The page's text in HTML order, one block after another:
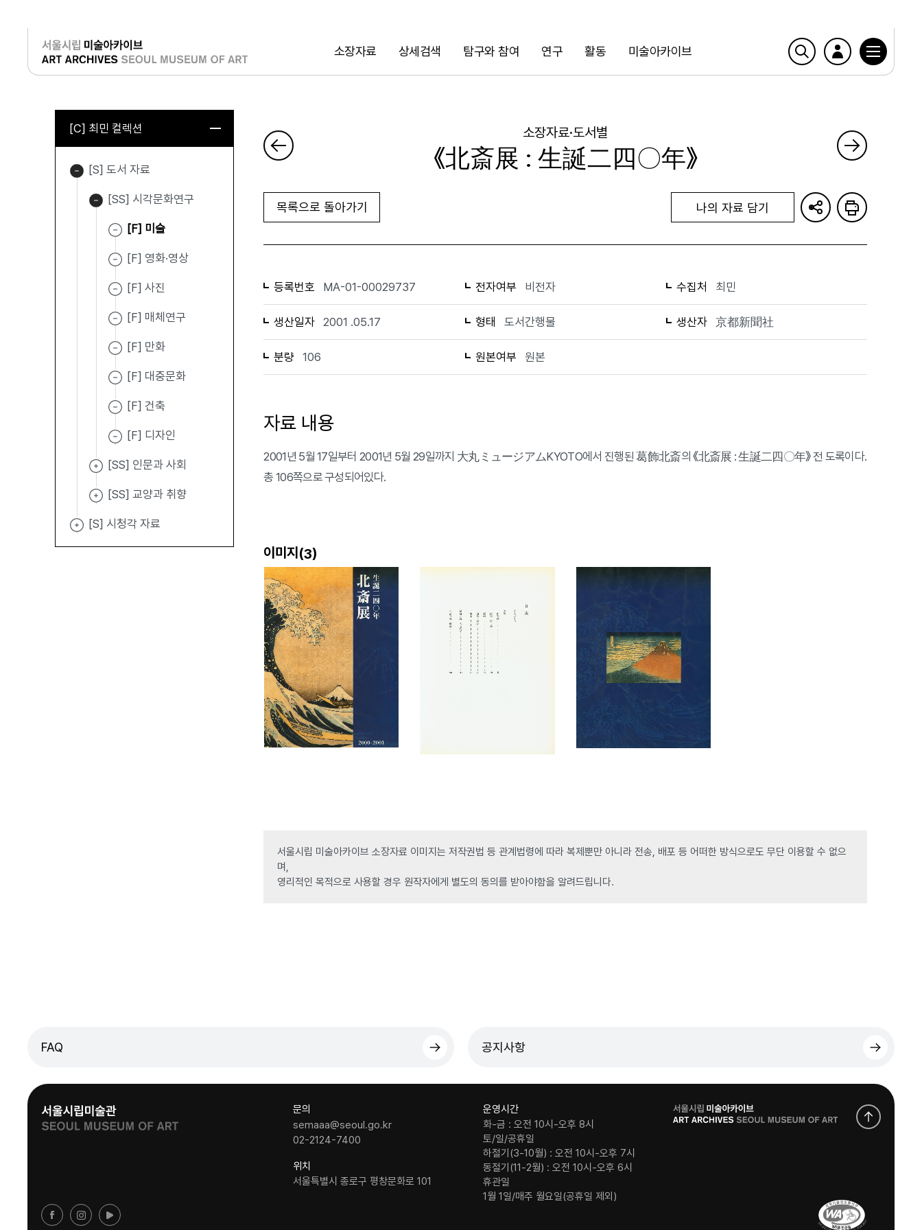
소장자료 상세검색 탐구와 참여 연구 활동 미술아카이브
검색
로그인
[C] 최민 컬렉션
[S] 도서 자료
[SS] 시각문화연구
[F] 미술
[F] 영화·영상
[F] 사진
[F] 매체연구
[F] 만화
[F] 대중문화
[F] 건축
[F] 디자인
[SS] 인문과 사회
[SS] 교양과 취향
[S] 시청각 자료
소장자료·도서별
《北斎展 : 生誕二四〇年》
목록으로 돌아가기 나의 자료 담기
등록번호 MA-01-00029737 전자여부 비전자 수집처 최민
생산일자 2001 .05.17 형태 도서간행물 생산자 京都新聞社
분량 106 원본여부 원본
자료 내용
2001년 5월 17일부터 2001년 5월 29일까지 大丸ミュージアムKYOTO에서 진행된 葛飾北斎의 《北斎展 : 生誕二四〇年》 전 도록이다.
총 106쪽으로 구성되어있다.
이미지(3)
서울시립 미술아카이브 소장자료 이미지는 저작권법 등 관계법령에 따라 복제뿐만 아니라 전송, 배포 등 어떠한 방식으로도 무단 이용할 수 없으
며,
영리적인 목적으로 사용할 경우 원작자에게 별도의 동의를 받아야함을 알려드립니다.
FAQ 공지사항
문의
semaaa@seoul.go.kr
02-2124-7400
위치
서울특별시 종로구 평창문화로 101
운영시간
화-금 : 오전 10시-오후 8시
토/일/공휴일
하절기(3-10월) : 오전 10시-오후 7시
동절기(11-2월) : 오전 10시-오후 6시
휴관일
1월 1일/매주 월요일(공휴일 제외)
로
고